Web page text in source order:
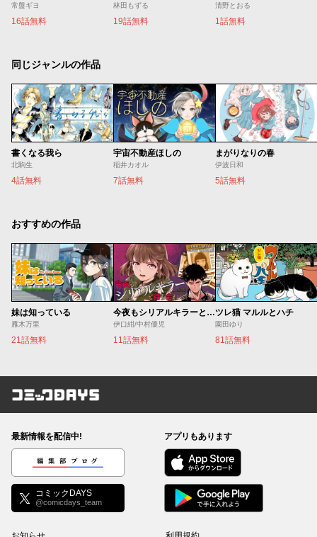
常盤ギヨ
16話無料
林田もずる
19話無料
清野とおる
1話無料
同じジャンルの作品
書くなる我ら
北駒生
4話無料
宇宙不動産ほしの
稲井カオル
7話無料
まがりなりの春
伊波日和
5話無料
おすすめの作品
妹は知っている
雁木万里
21話無料
今夜もシリアルキラーと待ち合わせ
伊口紺/中村優児
11話無料
ツレ猫 マルルとハチ
園田ゆり
81話無料
コミックDAYS
最新情報を配信中!
編集部ブログ
コミックDAYS
@comicdays_team
アプリもあります